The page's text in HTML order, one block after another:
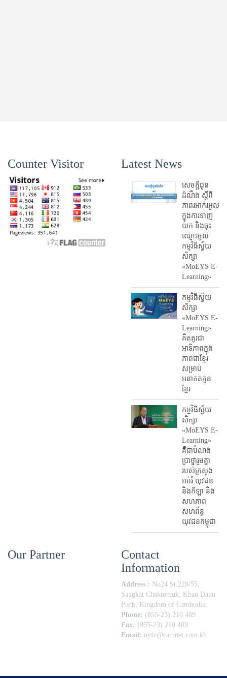
Counter Visitor Latest News
សេចក្តីជូន
ដំណឹង ស្តី​ពី
ភាព​រអាក់រអួល​
ក្នុងការ​ទាញ​
យក និង​ចុះ​
ឈ្មោះ​ចូល​
កម្មវិធី​ស្វ័យ
សិក្សា
«MoEYS E-
Learning»
កម្មវិធីស្វ័យ
សិក្សា
«MoEYS E-
Learning»
គិតគូរជា
អាទិភាពក្នុង
ភាពជាខ្មែរ
សម្រាប់
អនាគតកូន
ខ្មែរ
កម្មវិធីស្វ័យ
សិក្សា
«MoEYS E-
Learning»
គឺជាបំណង
ប្រាថ្នារួមគ្នា
របស់ក្រសួង
អប់រំ​ យុវជន
និងកីឡា និង
សហភាព
សហព័ន្ធ
យុវជនកម្ពុជា
Our Partner
Contact
Information
Address : No24 St.228/55;
Sangkat Chaktomuk; Khan Daun
Penh; Kingdom of Cambodia.
Phone: (855-23) 210 489
Fax: (855-23) 210 489
Email: uyfc@camnet.com.kh